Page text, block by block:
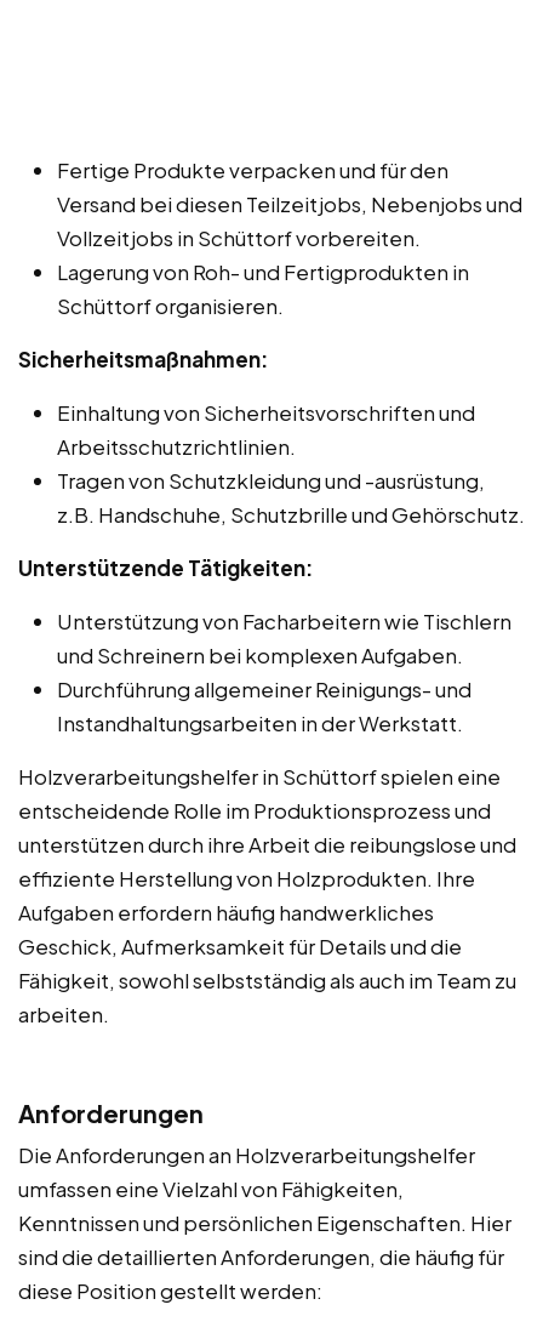
Fertige Produkte verpacken und für den
Versand bei diesen Teilzeitjobs, Nebenjobs und
Vollzeitjobs in Schüttorf vorbereiten.
Lagerung von Roh- und Fertigprodukten in
Schüttorf organisieren.
Sicherheitsmaßnahmen:
Einhaltung von Sicherheitsvorschriften und
Arbeitsschutzrichtlinien.
Tragen von Schutzkleidung und -ausrüstung,
z.B. Handschuhe, Schutzbrille und Gehörschutz.
Unterstützende Tätigkeiten:
Unterstützung von Facharbeitern wie Tischlern
und Schreinern bei komplexen Aufgaben.
Durchführung allgemeiner Reinigungs- und
Instandhaltungsarbeiten in der Werkstatt.
Holzverarbeitungshelfer in Schüttorf spielen eine
entscheidende Rolle im Produktionsprozess und
unterstützen durch ihre Arbeit die reibungslose und
effiziente Herstellung von Holzprodukten. Ihre
Aufgaben erfordern häufig handwerkliches
Geschick, Aufmerksamkeit für Details und die
Fähigkeit, sowohl selbstständig als auch im Team zu
arbeiten.
Anforderungen
Die Anforderungen an Holzverarbeitungshelfer
umfassen eine Vielzahl von Fähigkeiten,
Kenntnissen und persönlichen Eigenschaften. Hier
sind die detaillierten Anforderungen, die häufig für
diese Position gestellt werden: